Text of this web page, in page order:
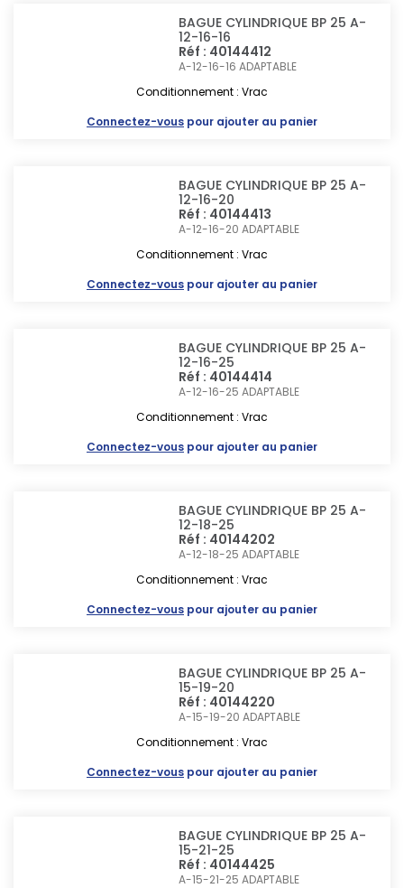
BAGUE CYLINDRIQUE BP 25 A-
12-16-16
Réf : 40144412
A-12-16-16ADAPTABLE
Conditionnement : Vrac
Connectez-vous pour ajouter au panier
BAGUE CYLINDRIQUE BP 25 A-
12-16-20
Réf : 40144413
A-12-16-20ADAPTABLE
Conditionnement : Vrac
Connectez-vous pour ajouter au panier
BAGUE CYLINDRIQUE BP 25 A-
12-16-25
Réf : 40144414
A-12-16-25ADAPTABLE
Conditionnement : Vrac
Connectez-vous pour ajouter au panier
BAGUE CYLINDRIQUE BP 25 A-
12-18-25
Réf : 40144202
A-12-18-25ADAPTABLE
Conditionnement : Vrac
Connectez-vous pour ajouter au panier
BAGUE CYLINDRIQUE BP 25 A-
15-19-20
Réf : 40144220
A-15-19-20ADAPTABLE
Conditionnement : Vrac
Connectez-vous pour ajouter au panier
BAGUE CYLINDRIQUE BP 25 A-
15-21-25
Réf : 40144425
A-15-21-25ADAPTABLE